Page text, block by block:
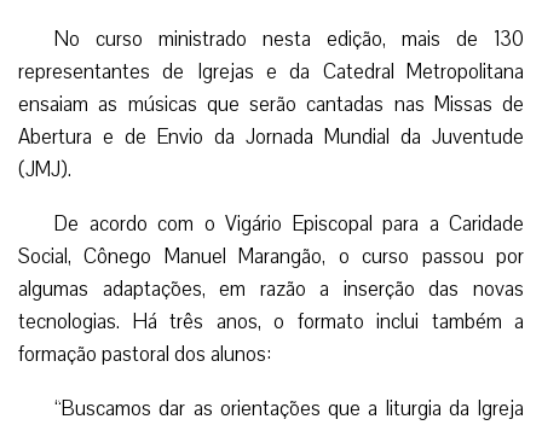
No curso ministrado nesta edição, mais de 130
representantes de Igrejas e da Catedral Metropolitana
ensaiam as músicas que serão cantadas nas Missas de
Abertura e de Envio da Jornada Mundial da Juventude
(JMJ).
De acordo com o Vigário Episcopal para a Caridade
Social, Cônego Manuel Marangão, o curso passou por
algumas adaptações, em razão a inserção das novas
tecnologias. Há três anos, o formato inclui também a
formação pastoral dos alunos:
“Buscamos dar as orientações que a liturgia da Igreja